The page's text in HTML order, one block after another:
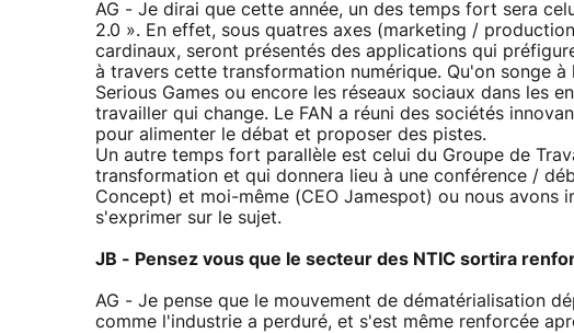
AG - Je dirai que cette année, un des temps fort sera
2.0 ». En effet, sous quatres axes (marketing /
cardinaux, seront présentés des applications qui
à travers cette transformation numérique. Qu'on songe
Serious Games ou encore les réseaux sociaux dans les
travailler qui change. Le FAN a réuni des sociétés
pour alimenter le débat et proposer des pistes.
Un autre temps fort parallèle est celui du Groupe de
transformation et qui donnera lieu à une conférence /
Concept) et moi-même (CEO Jamespot) ou nous avons
s'exprimer sur le sujet.
JB - Pensez vous que le secteur des NTIC sortira
AG - Je pense que le mouvement de dématérialisation
comme l'industrie a perduré, et s'est même renforcée